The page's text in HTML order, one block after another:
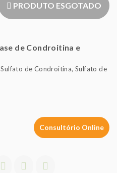
PRODUTO ESGOTADO
de Condroitina e
de Condroitina, Sulfato de
Consultório Online